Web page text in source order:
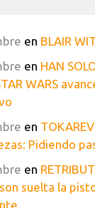
en BLAIR
en HAN
WARS
en
Pidiendo
en
suelta la